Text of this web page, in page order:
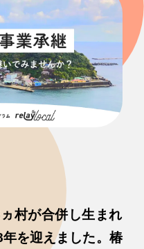
村が合併し生まれ
を迎えました。椿